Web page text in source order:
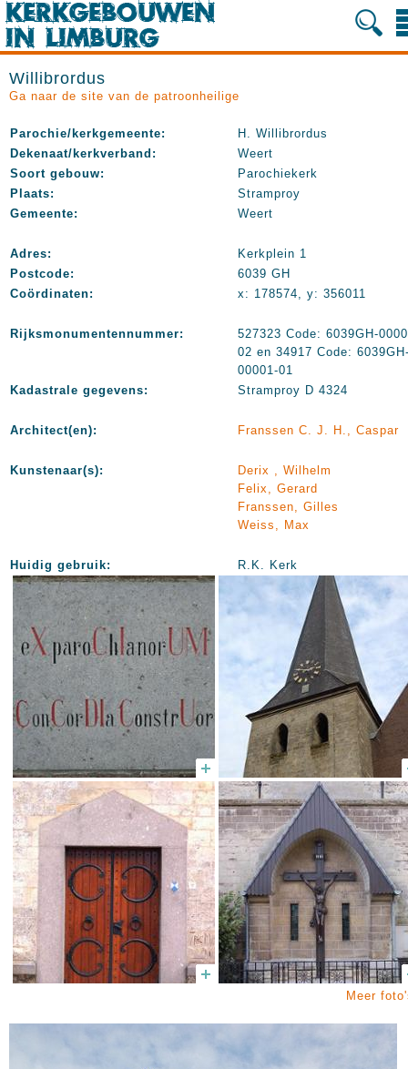
Willibrordus
Ga naar de site van de patroonheilige
Parochie/kerkgemeente:
H. Willibrordus
Dekenaat/kerkverband:
Weert
Soort gebouw:
Parochiekerk
Plaats:
Stramproy
Gemeente:
Weert
Adres:
Kerkplein 1
Postcode:
6039 GH
Coördinaten:
x: 178574, y: 356011
Rijksmonumentennummer:
527323 Code: 6039GH-
02 en 34917 Code:
00001-01
Kadastrale gegevens:
Stramproy D 4324
Architect(en): Franssen C. J. H., Caspar
Kunstenaar(s):
Derix , Wilhelm
Felix, Gerard
Franssen, Gilles
Weiss, Max
Huidig gebruik: R.K. Kerk
Meer